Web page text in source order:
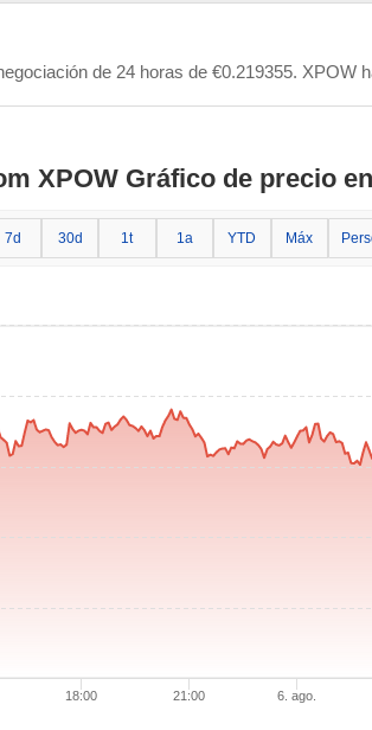
de 24 horas de €0.219355. XPOW
XPOW Gráfico de precio
7d 30d 1t 1a YTD Máx
18:00 21:00 6. ago.